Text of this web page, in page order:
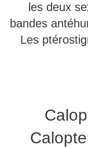
les deux
bandes
Les